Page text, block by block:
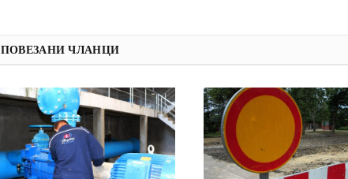
ПОВЕЗАНИ ЧЛАНЦИ